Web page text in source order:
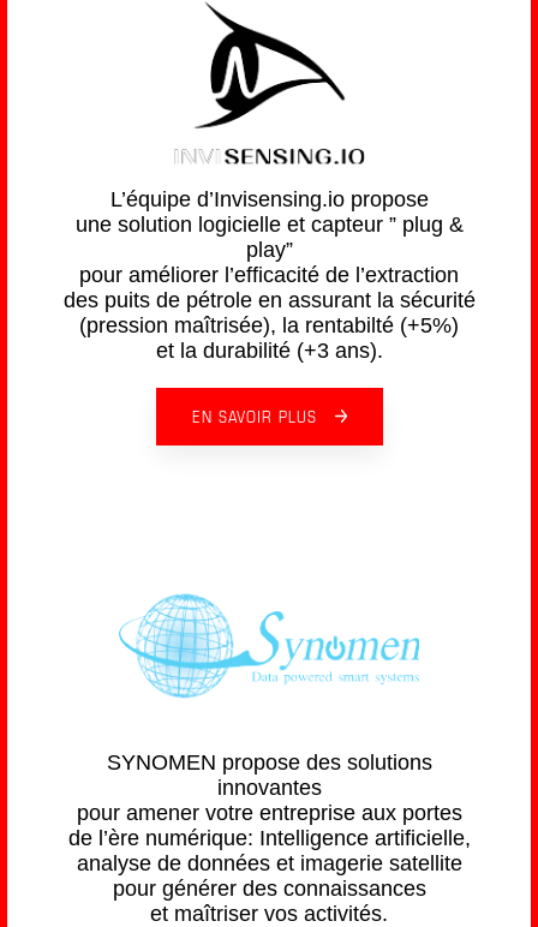
L’équipe d’Invisensing.io propose
une solution logicielle et capteur ” plug &
play”
pour améliorer l’efficacité de l’extraction
des puits de pétrole en assurant la sécurité
(pression maîtrisée), la rentabilté (+5%)
et la durabilité (+3 ans).
EN SAVOIR PLUS
SYNOMEN propose des solutions
innovantes
pour amener votre entreprise aux portes
de l’ère numérique: Intelligence artificielle,
analyse de données et imagerie satellite
pour générer des connaissances
et maîtriser vos activités.